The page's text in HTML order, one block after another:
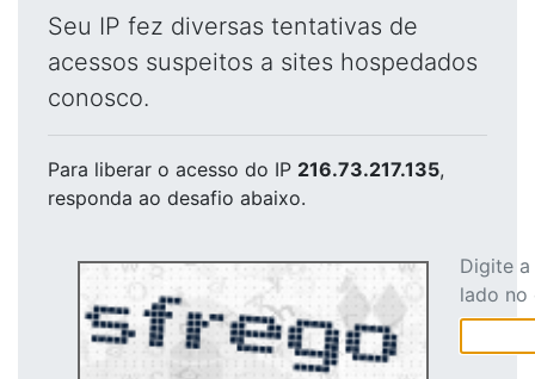
Seu IP fez diversas tentativas de
acessos suspeitos a sites hospedados
conosco.
Para liberar o acesso do IP 216.73.217.135,
responda ao desafio abaixo.
Digite
lado no